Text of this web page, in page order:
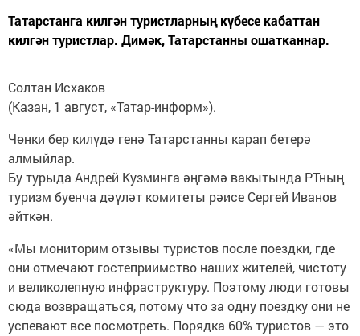
Татарстанга килгән туристларның күбесе кабаттан
килгән туристлар. Димәк, Татарстанны ошатканнар.
Солтан Исхаков
(Казан, 1 август, «Татар-информ»).
Чөнки бер килүдә генә Татарстанны карап бетерә
алмыйлар.
Бу турыда Андрей Кузминга әңгәмә вакытында РТның
туризм буенча дәүләт комитеты рәисе Сергей Иванов
әйткән.
«Мы мониторим отзывы туристов после поездки, где
они отмечают гостеприимство наших жителей, чистоту
и великолепную инфраструктуру. Поэтому люди готовы
сюда возвращаться, потому что за одну поездку они не
успевают все посмотреть. Порядка 60% туристов — это